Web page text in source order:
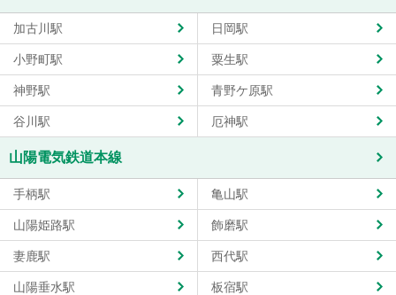
加古川駅 日岡駅
小野町駅 粟生駅
神野駅 青野ケ原駅
谷川駅 厄神駅
山陽電気鉄道本線
手柄駅 亀山駅
山陽姫路駅 飾磨駅
妻鹿駅 西代駅
山陽垂水駅 板宿駅